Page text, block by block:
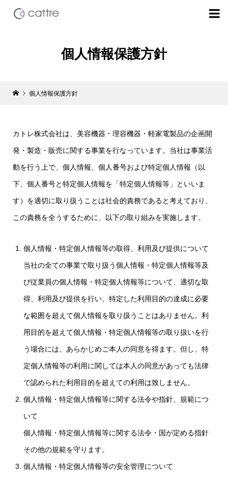

個人情報保護方針
個人情報保護方針
カトレ株式会社は、美容機器・理容機器・軽家電製品の企画開
発・製造・販売に関する事業を行なっています。当社は事業活
動を行う上で、個人情報、個人番号および特定個人情報（以
下、個人番号と特定個人情報を「特定個人情報等」といいま
す）を適切に取り扱うことは社会的責務であると考えており、
この責務を全うするために、以下の取り組みを実施します。
個人情報・特定個人情報等の取得、利用及び提供について
当社の全ての事業で取り扱う個人情報・特定個人情報等及
び従業員の個人情報・特定個人情報等について、適切な取
得、利用及び提供を行い、特定した利用目的の達成に必要
な範囲を超えて個人情報を取り扱うことはありません。利
用目的を超えて個人情報・特定個人情報等の取り扱いを行
う場合には、あらかじめご本人の同意を得ます。但し、特
定個人情報等の利用に関しては本人の同意があっても法律
で認められた利用目的を超えての利用は致しません。
個人情報・特定個人情報等に関する法令や指針、規範につ
いて
個人情報・特定個人情報等に関する法令・国が定める指針
その他の規範を守ります。
個人情報・特定個人情報等の安全管理について